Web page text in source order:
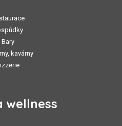
Bary
kavárny
wellness